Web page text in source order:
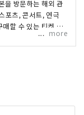
방문하는 해외 관
포츠, 콘서트, 연극
할 수 있는 티켓 판
more